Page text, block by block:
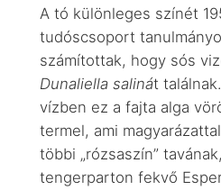
A tó különleges színét
tudóscsoport
számítottak, hogy sós
Dunaliella salinát
vízben ez a fajta alga
termel, ami
többi „rózsaszín”
tengerparton fekvő